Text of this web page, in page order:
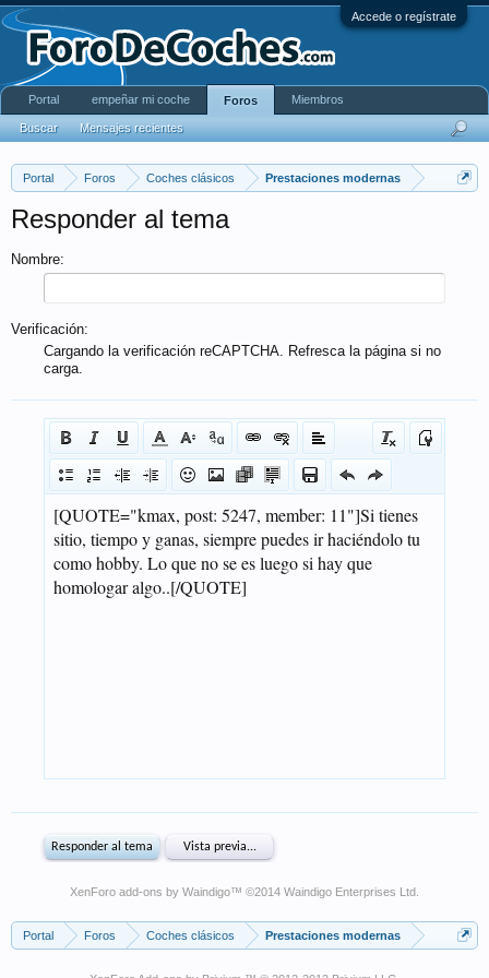
Accede o regístrate
Portal Foros Coches clásicos Prestaciones modernas
Responder al tema
Nombre:
Verificación:
Cargando la verificación reCAPTCHA. Refresca la página si no
carga.
XenForo add-ons by Waindigo™ ©2014 Waindigo Enterprises Ltd
Portal Foros Coches clásicos Prestaciones modernas
Portal empeñar mi coche Foros
Buscar Mensajes recientes
Miembros